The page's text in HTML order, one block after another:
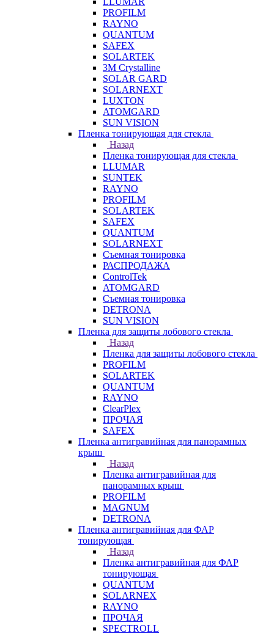
PROFILM
RAYNO
QUANTUM
SAFEX
SOLARTEK
3M Crystalline
SOLAR GARD
SOLARNEXT
LUXTON
ATOMGARD
SUN VISION
Пленка тонирующая для стекла
Назад
Пленка тонирующая для стекла
LLUMAR
SUNTEK
RAYNO
PROFILM
SOLARTEK
SAFEX
QUANTUM
SOLARNEXT
Съемная тонировка
РАСПРОДАЖА
ControlTek
ATOMGARD
Съемная тонировка
DETRONA
SUN VISION
Пленка для защиты лобового стекла
Назад
Пленка для защиты лобового стекла
PROFILM
SOLARTEK
QUANTUM
RAYNO
ClearPlex
ПРОЧАЯ
SAFEX
Пленка антигравийная для панорамных
крыш
Назад
Пленка антигравийная для
панорамных крыш
PROFILM
MAGNUM
DETRONA
Пленка антигравийная для ФАР
тонирующая
Назад
Пленка антигравийная для ФАР
тонирующая
QUANTUM
SOLARNEX
RAYNO
ПРОЧАЯ
SPECTROLL